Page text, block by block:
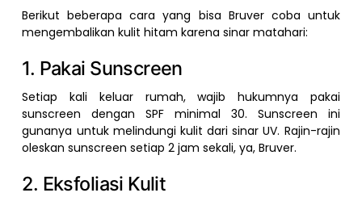
Berikut beberapa cara yang bisa Bruver coba untuk
mengembalikan kulit hitam karena sinar matahari:
1. Pakai Sunscreen
Setiap kali keluar rumah, wajib hukumnya pakai
sunscreen dengan SPF minimal 30. Sunscreen ini
gunanya untuk melindungi kulit dari sinar UV. Rajin-rajin
oleskan sunscreen setiap 2 jam sekali, ya, Bruver.
2. Eksfoliasi Kulit